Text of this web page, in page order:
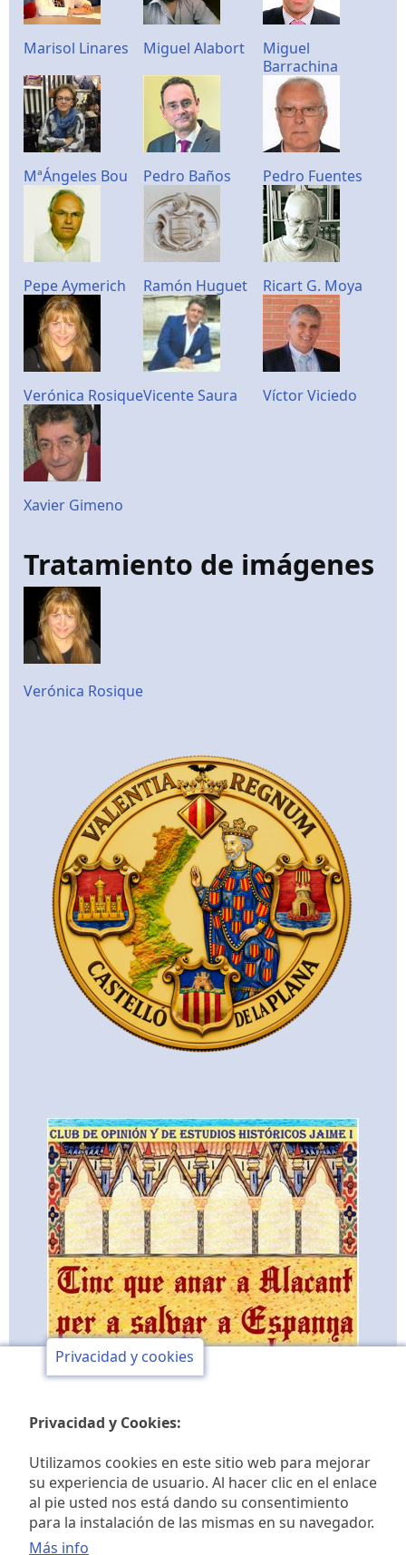
Marisol Linares Miguel Alabort
Miguel
Barrachina
MªÁngeles Bou Pedro Baños Pedro Fuentes
Pepe Aymerich Ramón Huguet Ricart G. Moya
Verónica RosiqueVicente Saura Víctor Viciedo
Xavier Gimeno
Tratamiento de imágenes
Verónica Rosique
Club de opinión y de
Privacidad y cookies
Privacidad y Cookies:
Utilizamos cookies en este sitio web para mejorar
su experiencia de usuario. Al hacer clic en el enlace
al pie usted nos está dando su consentimiento
para la instalación de las mismas en su navegador.
Más info